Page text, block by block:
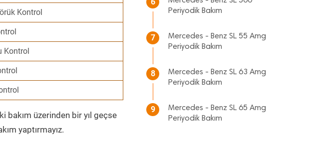
Kontrol
Kontrol
bakım üzerinden bir yıl geçse
yaptırmayız.
Periyodik Bakım
7
Mercedes - Benz SL 55 Amg
Periyodik Bakım
8
Mercedes - Benz SL 63 Amg
Periyodik Bakım
9
Mercedes - Benz SL 65 Amg
Periyodik Bakım